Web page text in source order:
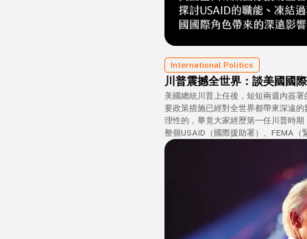
International Politics
川普震撼全世界：談美國國
美國總統川普上任後，短短兩週內簽
要政策措施已經對全世界都帶來深遠
理性的，畢竟大家經歷第一任川普時
整個USAID（國際援助署）、FEMA
所有研究案，這些對美國的科研、國